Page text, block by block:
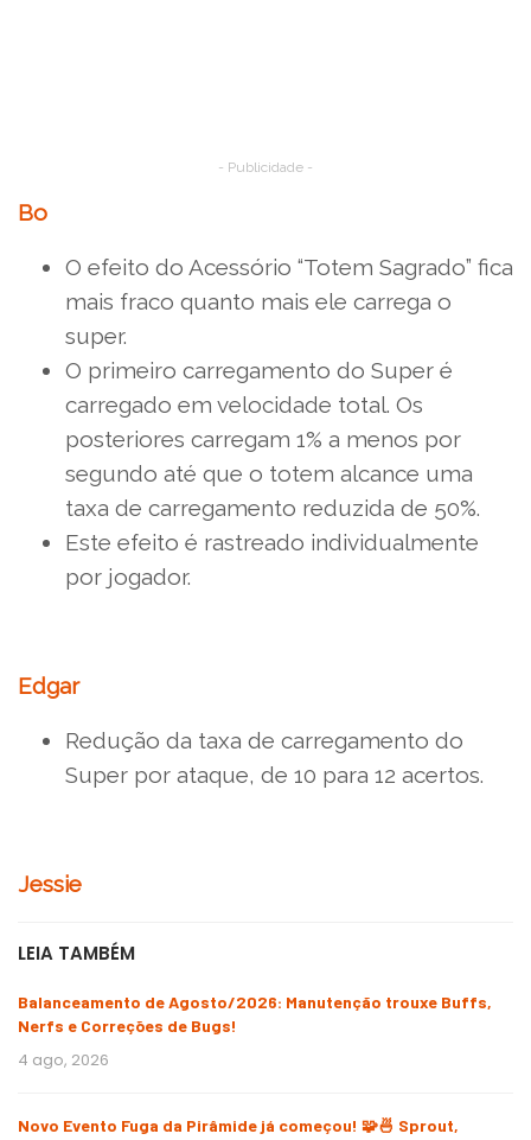
- Publicidade -
Bo
O efeito do Acessório “Totem Sagrado” fica
mais fraco quanto mais ele carrega o
super.
O primeiro carregamento do Super é
carregado em velocidade total. Os
posteriores carregam 1% a menos por
segundo até que o totem alcance uma
taxa de carregamento reduzida de 50%.
Este efeito é rastreado individualmente
por jogador.
Edgar
Redução da taxa de carregamento do
Super por ataque, de 10 para 12 acertos.
Jessie
LEIA TAMBÉM
Balanceamento de Agosto/2026: Manutenção trouxe Buffs,
Nerfs e Correções de Bugs!
4 ago, 2026
Novo Evento Fuga da Pirâmide já começou! 🧩🍜 Sprout,